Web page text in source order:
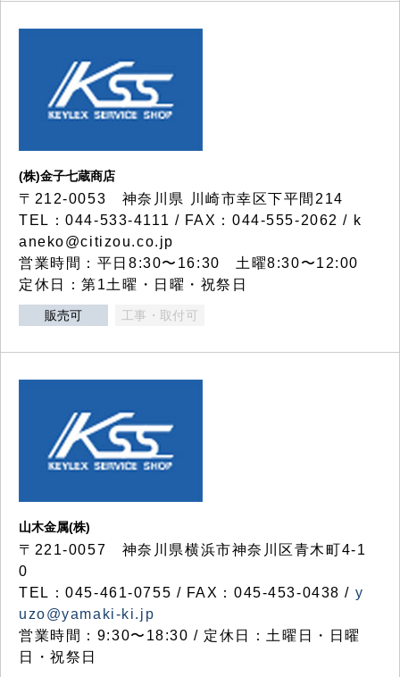
(株)金子七蔵商店
〒212-0053 神奈川県 川崎市幸区下平間214
TEL：044-533-4111 / FAX：044-555-2062 / k
aneko@citizou.co.jp
営業時間：平日8:30〜16:30 土曜8:30〜12:00
定休日：第1土曜・日曜・祝祭日
販売可 工事・取付可
山木金属(株)
〒221-0057 神奈川県横浜市神奈川区青木町4-1
0
TEL：045-461-0755 / FAX：045-453-0438 / y
uzo@yamaki-ki.jp
営業時間：9:30〜18:30 / 定休日：土曜日・日曜
日・祝祭日